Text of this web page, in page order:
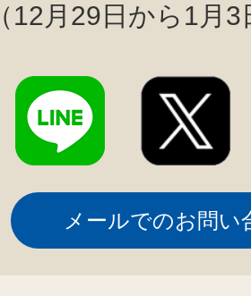
（12月29日から1月
メールでのお問い